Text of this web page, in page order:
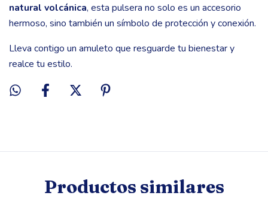
natural volcánica, esta pulsera no solo es un accesorio
hermoso, sino también un símbolo de protección y conexión.
Lleva contigo un amuleto que resguarde tu bienestar y
realce tu estilo.
Productos similares